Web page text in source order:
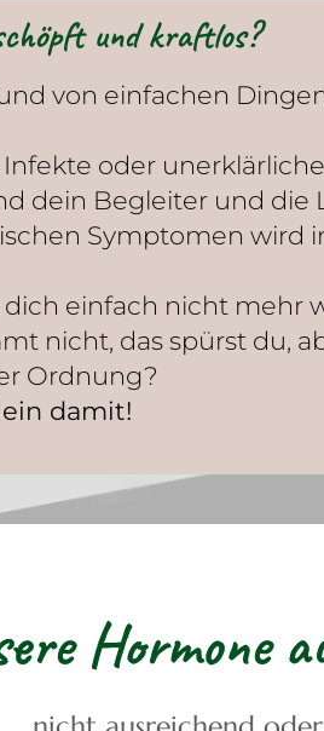
und kraftlos?
von einfachen
oder unerklärliche
dein Begleiter und die
Symptomen wird
einfach nicht mehr
nicht, das spürst du,
Ordnung?
damit!
Hormone